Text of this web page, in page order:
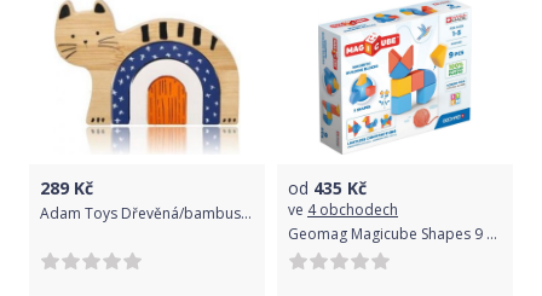
289 Kč
Adam Toys Dřevěná/bambusová skládací hra - Kočka
od 435 Kč
ve 4 obchodech
Geomag Magicube Shapes 9 dílků